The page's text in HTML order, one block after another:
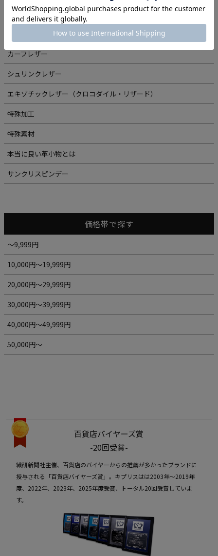
コードバン
ブライドルレザー
カーフレザー
シュリンクレザー
エキゾチックレザー（クロコダイル・リザード）
特殊加工
特殊素材
本当に良い革小物とは
サンクリスピンデー
価格帯で探す
～9,999円
10,000円～19,999円
20,000円～29,999円
30,000円～39,999円
40,000円～49,999円
50,000円～
百貨店バイヤーズ賞
-20回受賞-
繊研新聞社主催、百貨店のバイヤーからの推薦が多かったブランドに
授与される「百貨店バイヤーズ賞」。キプリスはは2003年〜2019年
度、2022年、2023年、2025年度受賞、トータル20回受賞していま
す。